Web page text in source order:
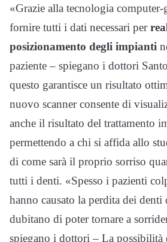
«Grazie alla tecnologia computer-
fornire tutti i dati necessari per
posizionamento degli impianti
paziente – spiegano i dottori
questo garantisce un risultato
nuovo scanner consente di
anche il risultato del trattamento
permettendo a chi si affida allo
di come sarà il proprio sorriso
tutti i denti. «Spesso i pazienti
hanno causato la perdita dei denti
dubitano di poter tornare a
spiegano i dottori – La possibilità